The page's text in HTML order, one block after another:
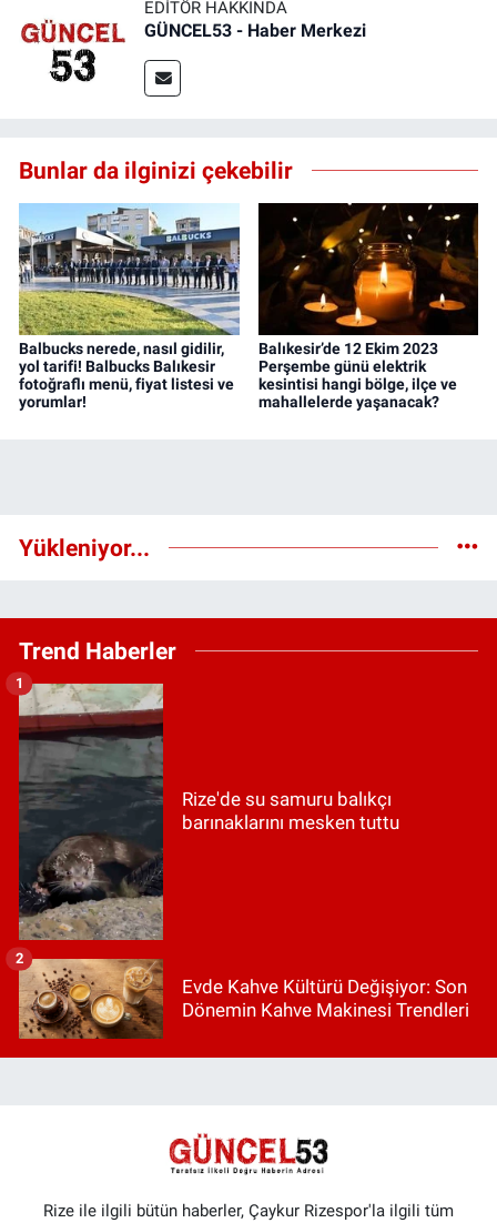
EDITÖR HAKKINDA
GÜNCEL53 - Haber Merkezi
Bunlar da ilginizi çekebilir
Balbucks nerede, nasıl gidilir,
yol tarifi! Balbucks Balıkesir
fotoğraflı menü, fiyat listesi ve
yorumlar!
Balıkesir’de 12 Ekim 2023
Perşembe günü elektrik
kesintisi hangi bölge, ilçe ve
mahallelerde yaşanacak?
Yükleniyor...
Trend Haberler
Rize'de su samuru balıkçı
barınaklarını mesken tuttu
1
Evde Kahve Kültürü Değişiyor: Son
Dönemin Kahve Makinesi Trendleri
2
Rize ile ilgili bütün haberler, Çaykur Rizespor'la ilgili tüm